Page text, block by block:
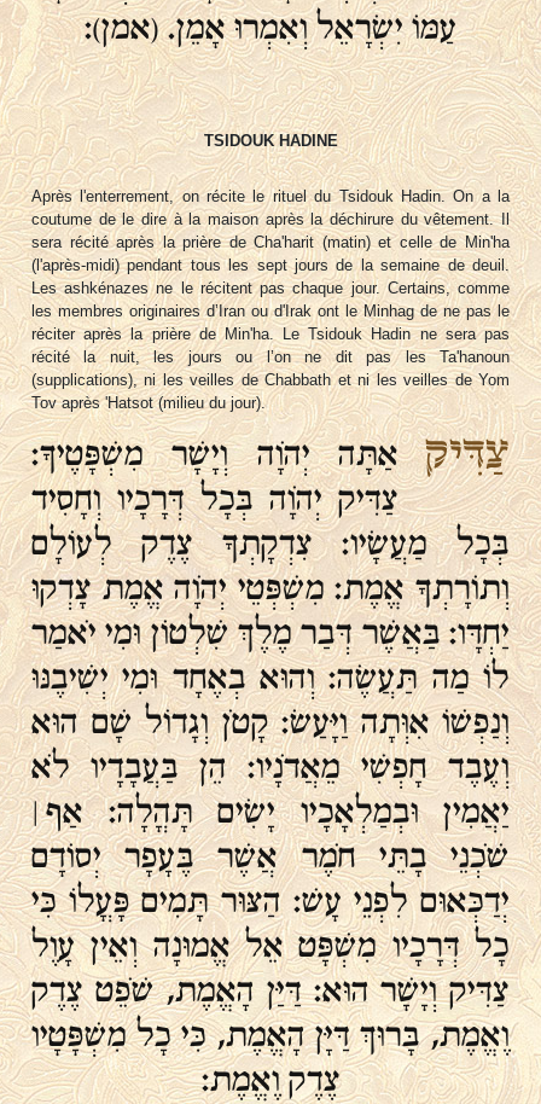
עַמּוֹ יִשְׂרָאֵל וְאִמְרוּ אָמֵן. (אמן):
TSIDOUK HADINE
Après l'enterrement, on récite le rituel du Tsidouk Hadin. On a la
coutume de le dire à la maison après la déchirure du vêtement. Il
sera récité après la prière de Cha'harit (matin) et celle de Min'ha
(l'après-midi) pendant tous les sept jours de la semaine de deuil.
Les ashkénazes ne le récitent pas chaque jour. Certains, comme
les membres originaires d’Iran ou d'Irak ont le Minhag de ne pas le
réciter après la prière de Min'ha. Le Tsidouk Hadin ne sera pas
récité la nuit, les jours ou l’on ne dit pas les Ta'hanoun
(supplications), ni les veilles de Chabbath et ni les veilles de Yom
Tov après 'Hatsot (milieu du jour).
צַדִּיקאַתָּה יְהֹוָה וְיָשָׁר מִשְׁפָּטֶיךָ׃
צַדִּיק יְהֹוָה בְּכָל דְּרָכָיו וְחָסִיד
בְּכָל מַעֲשָׂיו׃ צִדְקָתְךָ צֶדֶק לְעוֹלָם
וְתוֹרָתְךָ אֱמֶת׃ מִשְׁפְּטֵי יְהֹוָה אֱמֶת צָדְקוּ
יַחְדָּו׃ בַּאֲשֶׁר דְּבַר מֶלֶךְ שִׁלְטוֹן וּמִי יֹאמַר
לוֹ מַה תַּעֲשֶׂה׃ וְהוּא בְאֶחָד וּמִי יְשִׁיבֶנּוּ
וְנַפְשׁוֹ אִוְּתָה וַיָּעַשׂ׃ קָטֹן וְגָדוֹל שָׁם הוּא
וְעֶבֶד חָפְשִׁי מֵאֲדֹנָיו׃ הֵן בַּעֲבָדָיו לֹא
יַאֲמִין וּבְמַלְאָכָיו יָשִׂים תָּהֳלָה׃ אַף ׀
שֹׁכְנֵי בָתֵּי חֹמֶר אֲשֶׁר בֶּעָפָר יְסוֹדָם
יְדַכְּאוּם לִפְנֵי עָשׁ׃ הַצּוּר תָּמִים פָּעֳלוֹ כִּי
כָל דְּרָכָיו מִשְׁפָּט אֵל אֱמוּנָה וְאֵין עָוֶל
צַדִּיק וְיָשָׁר הוּא׃ דַּיַּן הָאֱמֶת, שֹׁפֵט צֶדֶק
וֶאֱמֶת, בָּרוּךְ דַּיָּן הָאֱמֶת, כִּי כָל מִשְׁפָּטָיו
צֶדֶק וֶאֱמֶת: